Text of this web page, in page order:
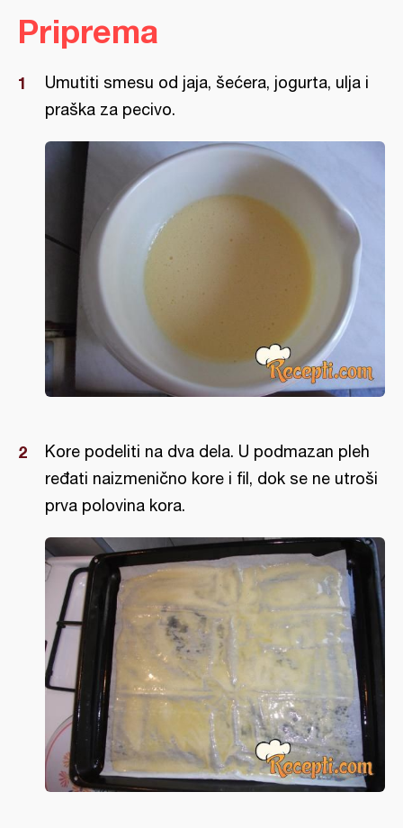
Priprema
Umutiti smesu od jaja, šećera, jogurta, ulja i
praška za pecivo.
Kore podeliti na dva dela. U podmazan pleh
ređati naizmenično kore i fil, dok se ne utroši
prva polovina kora.